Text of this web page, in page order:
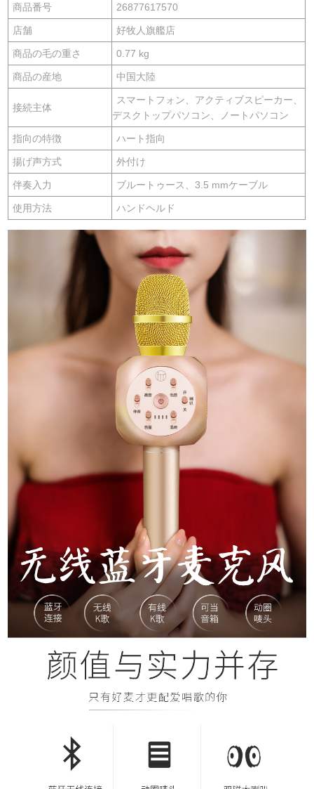
商品番号 26877617570
店舗 好牧人旗艦店
商品の毛の重さ 0.77 kg
商品の産地 中国大陸
接続主体
スマートフォン、アクティブスピーカー、
デスクトップパソコン、ノートパソコン
指向の特徴 ハート指向
揚げ声方式 外付け
伴奏入力 ブルートゥース、3.5 mmケーブル
使用方法 ハンドヘルド